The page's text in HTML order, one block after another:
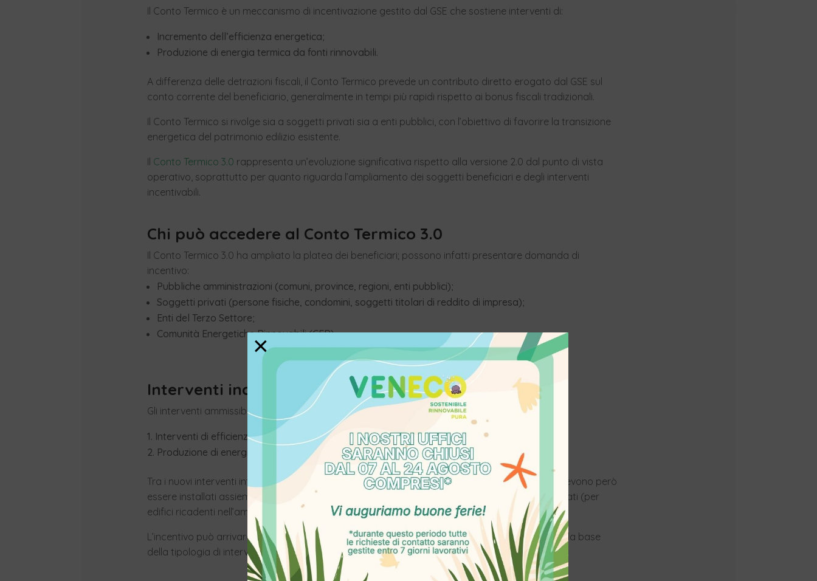
Il Conto Termico è un meccanismo di incentivazione gestito dal GSE che sostiene interventi di:
Incremento dell’efficienza energetica;
Produzione di energia termica da fonti rinnovabili.
A differenza delle detrazioni fiscali, il Conto Termico prevede un contributo diretto erogato dal GSE sul
conto corrente del beneficiario, generalmente in tempi più rapidi rispetto ai bonus fiscali tradizionali.
Il Conto Termico si rivolge sia a soggetti privati sia a enti pubblici, con l’obiettivo di favorire la transizione
energetica del patrimonio edilizio esistente.
Il Conto Termico 3.0 rappresenta un’evoluzione significativa rispetto alla versione 2.0 dal punto di vista
operativo, soprattutto per quanto riguarda l’ampliamento dei soggetti beneficiari e degli interventi
incentivabili.
Chi può accedere al Conto Termico 3.0
Il Conto Termico 3.0 ha ampliato la platea dei beneficiari; possono infatti presentare domanda di
incentivo:
Pubbliche amministrazioni (comuni, province, regioni, enti pubblici);
Soggetti privati (persone fisiche, condomini, soggetti titolari di reddito di impresa);
Enti del Terzo Settore;
Comunità Energetiche Rinnovabili (CER).
Interventi incentivabili
Gli interventi ammissibili si suddividono in due macro categorie:
Interventi di efficienza energetica;
Produzione di energia termica da fonti rinnovabili.
Tra i nuovi interventi introdotti con il Conto Termico 3.0 rientrano gli impianti fotovoltaici, che devono però
essere installati assieme a una pompa di calore e che non sono incentivabili per i soggetti privati (per
edifici ricadenti nell’ambito residenziale).
L’incentivo può arrivare a coprire fino al 65% dei costi ammissibili. L’importo viene calcolato sulla base
della tipologia di intervento, della potenza dell’impianto e del soggetto beneficiario.
×